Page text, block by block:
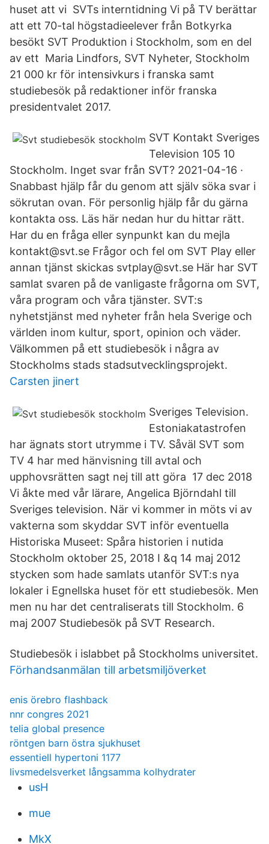
huset att vi SVTs interntidning Vi på TV berättar
att ett 70-tal högstadieelever från Botkyrka
besökt SVT Produktion i Stockholm, som en del
av ett Maria Lindfors, SVT Nyheter, Stockholm
21 000 kr för intensivkurs i franska samt
studiebesök på redaktioner inför franska
presidentvalet 2017.
SVT Kontakt Sveriges
Television 105 10
Stockholm. Inget svar från SVT? 2021-04-16 ·
Snabbast hjälp får du genom att själv söka svar i
sökrutan ovan. För personlig hjälp får du gärna
kontakta oss. Läs här nedan hur du hittar rätt.
Har du en fråga eller synpunkt kan du mejla
kontakt@svt.se Frågor och fel om SVT Play eller
annan tjänst skickas svtplay@svt.se Här har SVT
samlat svaren på de vanligaste frågorna om SVT,
våra program och våra tjänster. SVT:s
nyhetstjänst med nyheter från hela Sverige och
världen inom kultur, sport, opinion och väder.
Välkommen på ett studiebesök i några av
Stockholms stads stadsutvecklingsprojekt.
Carsten jinert
Sveriges Television.
Estoniakatastrofen
har ägnats stort utrymme i TV. Såväl SVT som
TV 4 har med hänvisning till avtal och
upphovsrätten sagt nej till att göra 17 dec 2018
Vi åkte med vår lärare, Angelica Björndahl till
Sveriges television. När vi kommer in möts vi av
vakterna som skyddar SVT inför eventuella
Historiska Museet: Spåra historien i nutida
Stockholm oktober 25, 2018 I &q 14 maj 2012
stycken som hade samlats utanför SVT:s nya
lokaler i Egnellska huset för ett studiebesök. Men
men nu har det centraliserats till Stockholm. 6
maj 2007 Studiebesök på SVT Research.
Studiebesök i islabbet på Stockholms universitet.
Förhandsanmälan till arbetsmiljöverket
enis örebro flashback
nnr congres 2021
telia global presence
röntgen barn östra sjukhuset
essentiell hypertoni 1177
livsmedelsverket långsamma kolhydrater
usH
mue
MkX